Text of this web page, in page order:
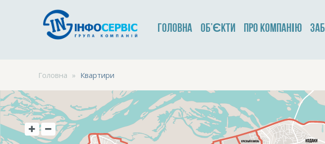
ГОЛОВНА ОБ’ЄКТИ ПРО КОМПАНІЮ
Головна » Квартири